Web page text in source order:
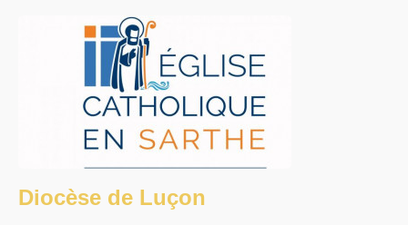
Diocèse de Luçon